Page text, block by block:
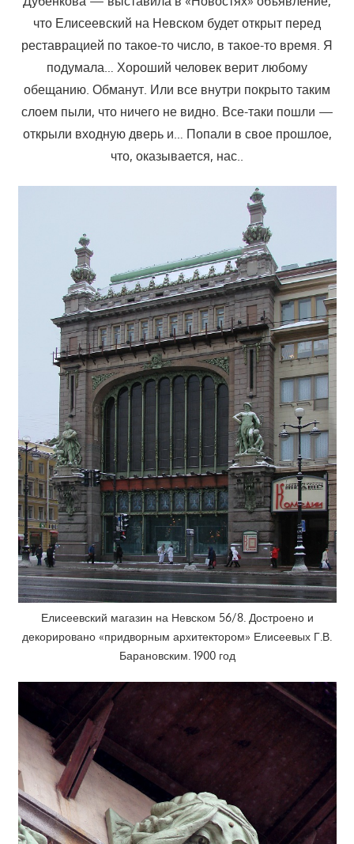
что Елисеевский на Невском будет открыт перед
реставрацией по такое-то число, в такое-то время. Я
подумала… Хороший человек верит любому
обещанию. Обманут. Или все внутри покрыто таким
слоем пыли, что ничего не видно. Все-таки пошли —
открыли входную дверь и… Попали в свое прошлое,
что, оказывается, нас..
Елисеевский магазин на Невском 56/8. Достроено и
декорировано «придворным архитектором» Елисеевых Г.В.
Барановским. 1900 год